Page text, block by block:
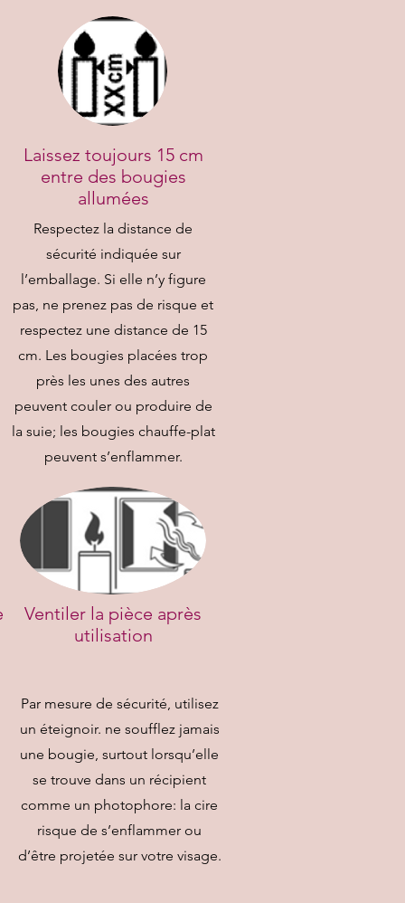
Laissez toujours 15 cm
entre des bougies
allumées
Respectez la distance de
sécurité indiquée sur
l’emballage. Si elle n’y figure
pas, ne prenez pas de risque et
respectez une distance de 15
cm. Les bougies placées trop
près les unes des autres
peuvent couler ou produire de
la suie; les bougies chauffe-plat
peuvent s’enflammer.
​Ventiler la pièce après
utilisation
Par mesure de sécurité, utilisez
un éteignoir. ne soufflez jamais
une bougie, surtout lorsqu’elle
se trouve dans un récipient
comme un photophore: la cire
risque de s’enflammer ou
d’être projetée sur votre visage.